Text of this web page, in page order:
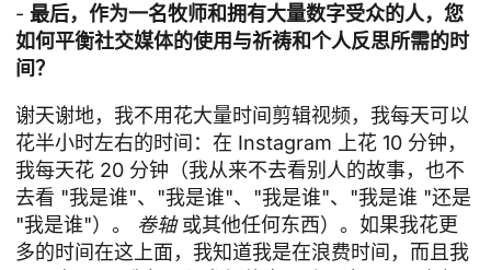
- 最后，作为一名牧师和拥有大量数字受众的人，您
如何平衡社交媒体的使用与祈祷和个人反思所需的时
间？
谢天谢地，我不用花大量时间剪辑视频，我每天可以
花半小时左右的时间：在 Instagram 上花 10 分钟，
我每天花 20 分钟（我从来不去看别人的故事，也不
去看 "我是谁"、"我是谁"、"我是谁"、"我是谁 "还是
"我是谁"）。 卷轴或其他任何东西）。如果我花更
多的时间在这上面，我知道我是在浪费时间，而且我